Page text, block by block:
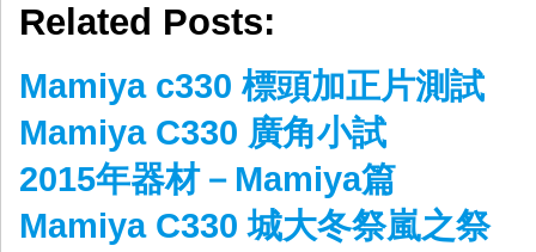
Related Posts:
Mamiya c330 標頭加正片測試
Mamiya C330 廣角小試
2015年器材－Mamiya篇
Mamiya C330 城大冬祭嵐之祭